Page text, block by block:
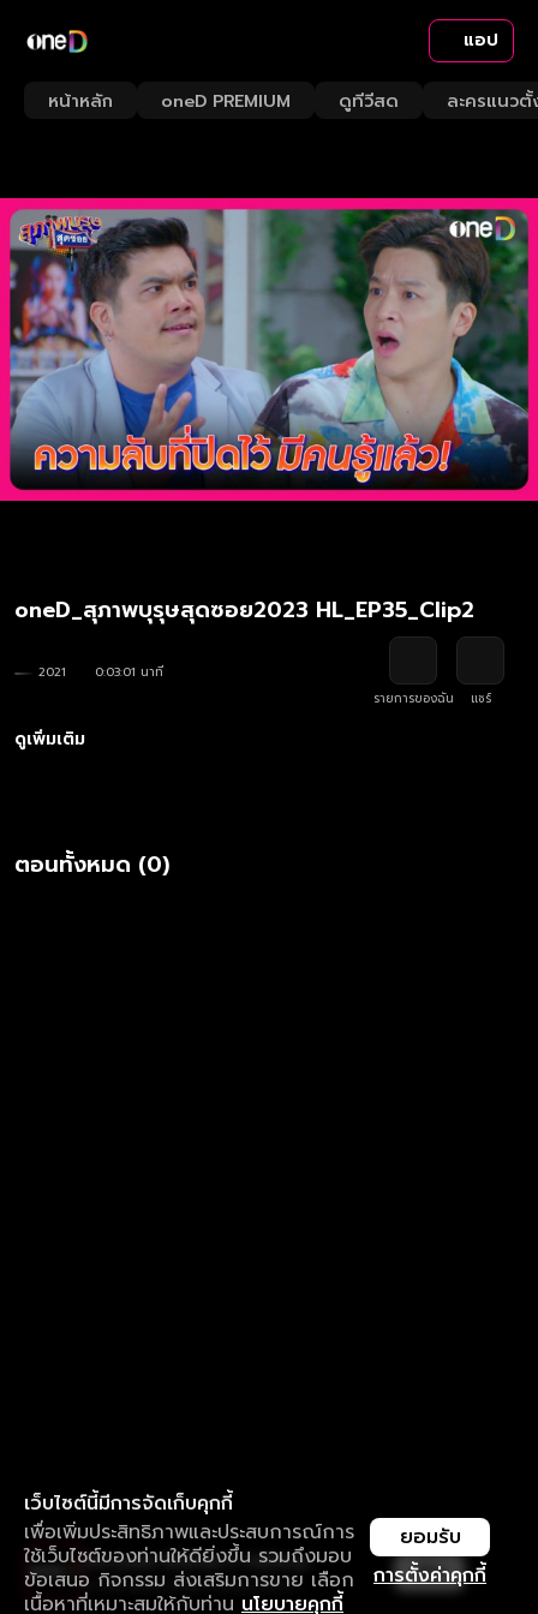
แอป
หน้าหลัก oneD PREMIUM ดูทีวีสด ละครแนวตั้
oneD_สุภาพบุรุษสุดซอย2023 HL_EP35_Clip2
2021
0:03:01 นาที
รายการของฉัน
แชร์
ดูเพิ่มเติม
ตอนทั้งหมด (0)
เว็บไซต์นี้มีการจัดเก็บคุกกี้
เพื่อเพิ่มประสิทธิภาพและประสบการณ์การ
ใช้เว็บไซต์ของท่านให้ดียิ่งขึ้น รวมถึงมอบ
ข้อเสนอ กิจกรรม ส่งเสริมการขาย เลือก
เนื้อหาที่เหมาะสมให้กับท่าน นโยบายคุกกี้
การตั้งค่าคุกกี้
ยอมรับ
ใช้งานแอป ลื่นไหลกว่า ไม่มีสะดุด
ดาวน์โหลดแอปเพื่อการรับชมที่ดีกว่า เปิด